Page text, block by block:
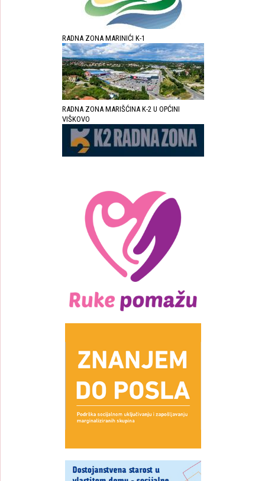
RADNA ZONA MARINIĆI K-1
RADNA ZONA MARIŠĆINA K-2 U OPĆINI
VIŠKOVO